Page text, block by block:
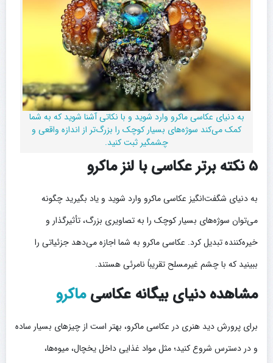
به دنیای عکاسی ماکرو وارد شوید و با نکاتی آشنا شوید که به شما
کمک می‌کند سوژه‌های بسیار کوچک را بزرگ‌تر از اندازه واقعی و
چشمگیر ثبت کنید.
۵ نکته برتر عکاسی با لنز ماکرو
به دنیای شگفت‌انگیز عکاسی ماکرو وارد شوید و یاد بگیرید چگونه
می‌توان سوژه‌های بسیار کوچک را به تصاویری بزرگ، تأثیرگذار و
خیره‌کننده تبدیل کرد. عکاسی ماکرو به شما اجازه می‌دهد جزئیاتی را
ببینید که با چشم غیرمسلح تقریباً نامرئی هستند.
مشاهده دنیای بیگانه عکاسیماکرو
برای پرورش دید هنری در عکاسی ماکرو، بهتر است از چیزهای بسیار ساده
و در دسترس شروع کنید؛ مثل مواد غذایی داخل یخچال، میوه‌ها،